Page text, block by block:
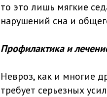
то это лишь мягкие
нарушений сна и
Профилактика и
Невроз, как и многие
требует серьезных